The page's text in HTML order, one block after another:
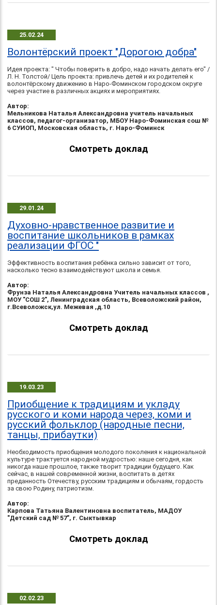
25.02.24
Волонтёрский проект "Дорогою добра"
Идея проекта: " Чтобы поверить в добро, надо начать делать его" /
Л. Н. Толстой/ Цель проекта: привлечь детей и их родителей к
волонтёрскому движению в Наро-Фоминском городском округе
через участие в различных акциях и мероприятиях.
Автор:
Мельникова Наталья Александровна учитель начальных
классов, педагог-организатор, МБОУ Наро-Фоминская сош №
6 СУИОП, Московская область, г. Наро-Фоминск
Смотреть доклад
29.01.24
Духовно-нравственное развитие и
воспитание школьников в рамках
реализации ФГОС "
Эффективность воспитания ребёнка сильно зависит от того,
насколько тесно взаимодействуют школа и семья.
Автор:
Фрунза Наталья Александровна Учитель начальных классов ,
МОУ "СОШ 2", Ленинградская область, Всеволожский район,
г.Всеволожск,ул. Межевая ,д.10
Смотреть доклад
19.03.23
Приобщение к традициям и укладу
русского и коми народа через, коми и
русский фольклор (народные песни,
танцы, прибаутки)
Необходимость приобщения молодого поколения к национальной
культуре трактуется народной мудростью: наше сегодня, как
никогда наше прошлое, также творит традиции будущего. Как
сейчас, в нашей современной жизни, воспитать в детях
преданность Отечеству, русским традициям и обычаям, гордость
за свою Родину, патриотизм.
Автор:
Карпова Татьяна Валентиновна воспитатель, МАДОУ
"Детский сад № 57", г. Сыктывкар
Смотреть доклад
02.02.23